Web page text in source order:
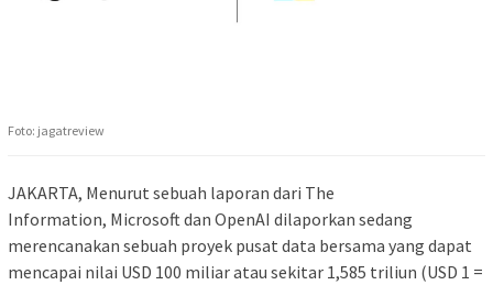
Foto: jagatreview
JAKARTA, Menurut sebuah laporan dari The
Information, Microsoft dan OpenAI dilaporkan sedang
merencanakan sebuah proyek pusat data bersama yang dapat
mencapai nilai USD 100 miliar atau sekitar 1,585 triliun (USD 1 =